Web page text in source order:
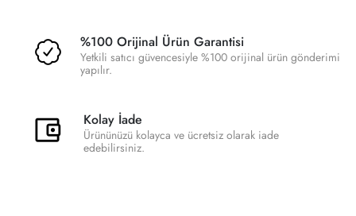
%100 Orijinal Ürün Garantisi
Yetkili satıcı güvencesiyle %100 orijinal ürün gönderimi
yapılır.
Kolay İade
Ürününüzü kolayca ve ücretsiz olarak iade
edebilirsiniz.